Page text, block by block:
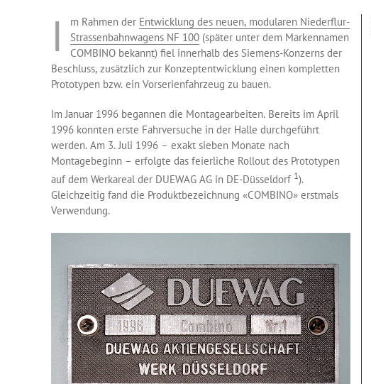
I m Rahmen der Entwicklung des neuen, modularen Niederflur-
Strassenbahnwagens NF 100 (später unter dem Markennamen
COMBINO bekannt) fiel innerhalb des Siemens-Konzerns der
Beschluss, zusätzlich zur Konzeptentwicklung einen kompletten
Prototypen bzw. ein Vorserienfahrzeug zu bauen.
Im Januar 1996 begannen die Montagearbeiten. Bereits im April
1996 konnten erste Fahrversuche in der Halle durchgeführt
werden. Am 3. Juli 1996 – exakt sieben Monate nach
Montagebeginn – erfolgte das feierliche Rollout des Prototypen
auf dem Werkareal der DUEWAG AG in DE-Düsseldorf 1).
Gleichzeitig fand die Produktbezeichnung «COMBINO» erstmals
Verwendung.